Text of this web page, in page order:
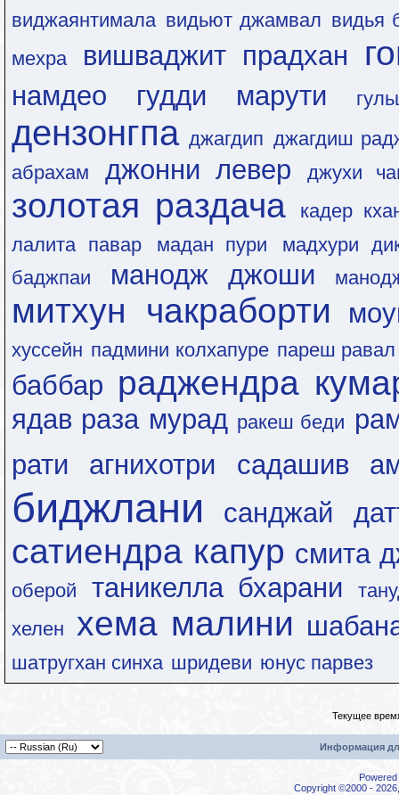
виджаянтимала видьют джамвал видья
мехра
вишваджит прадхан
намдео гудди марути
дензонгпа джагдип джагдиш
абрахам
джонни левер джухи
золотая раздача
кадер
лалита павар
мадан пури
мадхури
баджпаи
манодж джоши
митхун чакраборти
хуссейн падмини колхапуре пареш равал
баббар раджендра
ядав раза мурад ракеш беди
рати агнихотри
садашив
биджлани санджай
сатиендра капур смита
оберой таникелла бхарани
хелен
хема малини
шатругхан синха шридеви юнус парвез
Текущее
Информация
Copyright ©2000 -